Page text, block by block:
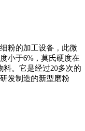
粉的加工设备，此微
小于6%，莫氏硬度在
料。它是经过20多次的
发制造的新型磨粉